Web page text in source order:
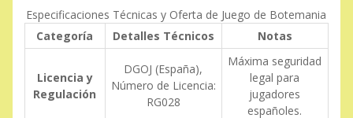
Especificaciones Técnicas y Oferta de Juego de Botemania
Categoría
Detalles Técnicos Notas
Licencia y
Regulación
DGOJ (España),
Número de Licencia:
RG028
Máxima seguridad
legal para
jugadores
españoles.